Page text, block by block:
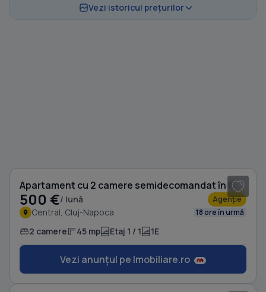
Vezi istoricul prețurilor
Apartament cu 2 camere semidecomandat în Central
500 €/ lună Agenție
Central, Cluj-Napoca 18 ore în urmă
2 camere 45 mp Etaj 1 / 1 1E
Vezi anunțul pe Imobiliare.ro